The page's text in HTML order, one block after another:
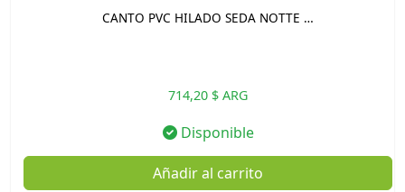
CANTO PVC HILADO SEDA NOTTE …
714,20 $ ARG
Disponible
Añadir al carrito